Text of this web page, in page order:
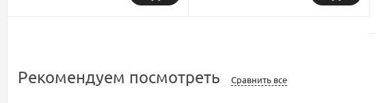
Рекомендуем посмотреть Сравнить все